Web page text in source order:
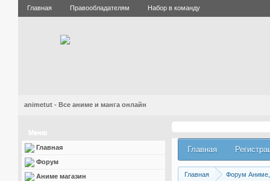
Главная Правообладателям Набор в команду
animetut - Все аниме и манга онлайн
Меню
Главная
Форум
Аниме магазин
Главная
Главная Форум Аниме,